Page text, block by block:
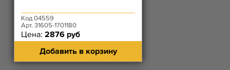
Код 04559
Арт. 31605-1701180
Цена: 2876 руб
Добавить в корзину